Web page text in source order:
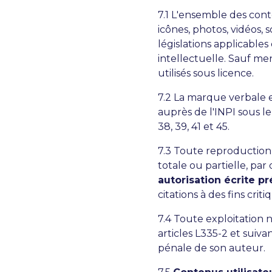
7.1 L'ensemble des
icônes, photos, vidéos,
législations
intellectuelle. Sauf
utilisés sous licence.
7.2 La marque
auprès de l'INPI sous le
38, 39, 41 et 45.
7.3 Toute
totale ou partielle, par
autorisation écrite
citations à des fins
7.4 Toute exploitation
articles L335-2 et
pénale de son auteur.